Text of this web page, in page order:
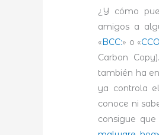
¿Y cómo
amigos a
«BCC:» o «
Carbon
también ha
ya controla
conoce ni
consigue